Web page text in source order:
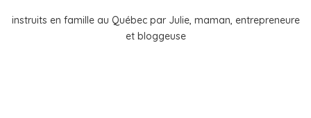
instruits en famille au Québec par Julie, maman, entrepreneure
et bloggeuse